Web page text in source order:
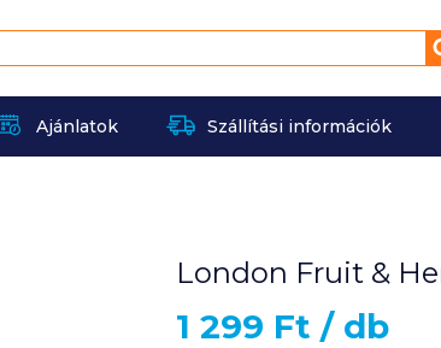
Ajánlatok Szállítási információk
London Fruit &
1 299 Ft / db